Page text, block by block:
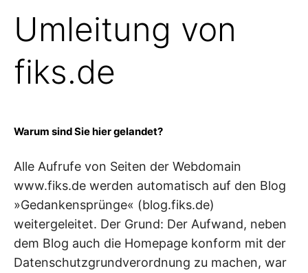
Umleitung von
fiks.de
Warum sind Sie hier gelandet?
Alle Aufrufe von Seiten der Webdomain
www.fiks.de werden automatisch auf den Blog
»Gedankensprünge« (blog.fiks.de)
weitergeleitet. Der Grund: Der Aufwand, neben
dem Blog auch die Homepage konform mit der
Datenschutzgrundverordnung zu machen, war